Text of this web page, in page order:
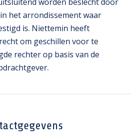
het arrondissement waar
is. Niettemin heeft
om geschillen voor te
rechter op basis van de